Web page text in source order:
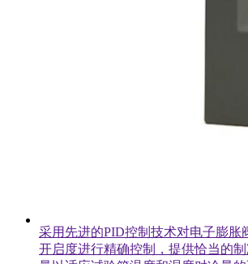
采用先进的PID控制技术对电子膨胀
开启度进行精确控制，提供恰当的